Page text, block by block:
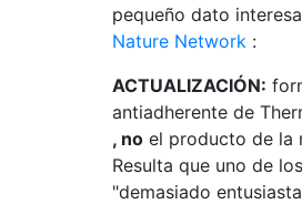
pequeño dato
Nature Network :
ACTUALIZACIÓN:
antiadherente de
, no el producto de la
Resulta que uno de
"demasiado